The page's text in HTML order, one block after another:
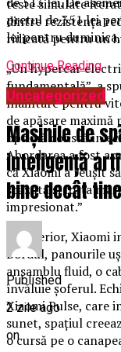
teste simulate
dintre rezistența
ridicată pentru un
„Un hypercar
fundamentală”, a
înaintare pentru
de apăsare
optimă constă în
Abordarea a fost
că Xiaomi a reușit
scăzută și forța
impresionat.”
În interior, Xiaomi
Bordul, panourile
ansamblu fluid, o
învăluie șoferul.
Xiaomi Pulse, care
sunet, spațiul
o cursă pe o
pretul de 351 lei
lei pentru duminica.
Continue Reading
Uncategorized
Mașinile de
inteligență
bine decât tine
Published
2 zile ago
on